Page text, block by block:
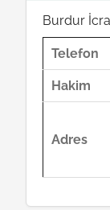
Burdur
Telefon
Hakim
Adres